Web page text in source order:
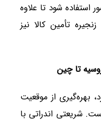
استفاده شود تا علاوه
تأمین کالا نیز
تا چین
بهره‌گیری از موقعیت
شریعتی اندراتی با